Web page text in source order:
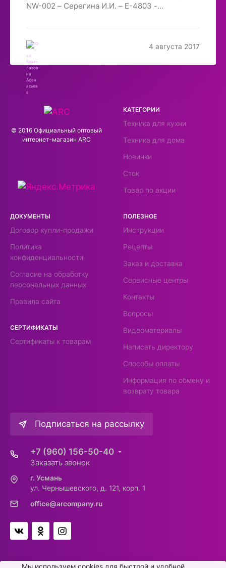
NW-002 – Серегина И.И. – Е-4803 -
Сгибнева Н.Н. – Е-4780 Ваш подарок будет
отгружен с первой отгрузкой заказов. * Выбор
победителя состоялся с помощью программы
выбора случайных чисел. Скриншот
результатов смотрите ниже.
4 августа 2017
© 2016 Официальный оптовый
интернeт-магазин ARC
КАТЕГОРИИ
Техника для кухни
Техника для дома
Новинки
Сток
Товар по акции
ДОКУМЕНТЫ
Договор купли-продажи
Политика
конфиденциальности
Согласие на обработку
персональных данных
Правила сайта
СЕРТИФИКАТЫ
Сертификаты к товарам
ПОЛЕЗНОЕ
Инструкции
Рецепты
Заказ и доставка
Сервисные центры
Контакты
Вопросы
Видеоматериалы
Написать директору
Способы оплаты
Информация по обмену и
возврату товара
Подписаться на рассылку
+7 (960) 156-50-40
Заказать звонок
г. Усмань
ул. Чернышевского, д. 121, корп. 1
office@arcompany.ru